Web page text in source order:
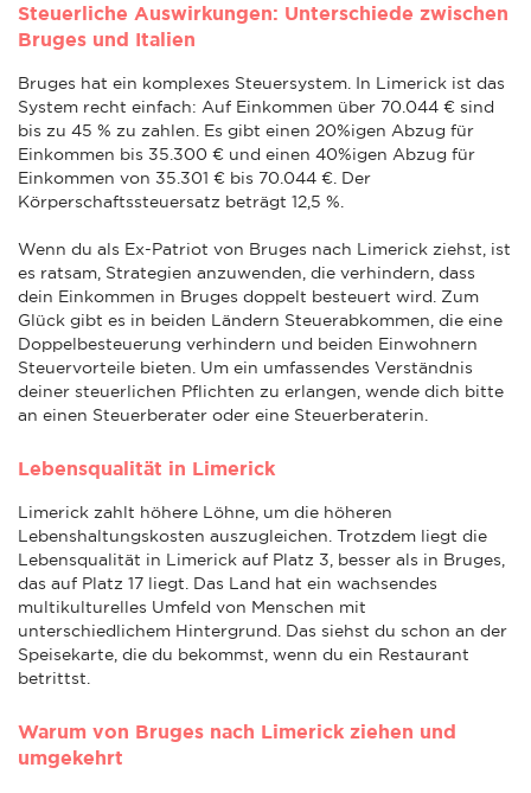
Steuerliche Auswirkungen: Unterschiede zwischen
Bruges und Italien
Bruges hat ein komplexes Steuersystem. In Limerick ist das
System recht einfach: Auf Einkommen über 70.044 € sind
bis zu 45 % zu zahlen. Es gibt einen 20%igen Abzug für
Einkommen bis 35.300 € und einen 40%igen Abzug für
Einkommen von 35.301 € bis 70.044 €. Der
Körperschaftssteuersatz beträgt 12,5 %.
Wenn du als Ex-Patriot von Bruges nach Limerick ziehst, ist
es ratsam, Strategien anzuwenden, die verhindern, dass
dein Einkommen in Bruges doppelt besteuert wird. Zum
Glück gibt es in beiden Ländern Steuerabkommen, die eine
Doppelbesteuerung verhindern und beiden Einwohnern
Steuervorteile bieten. Um ein umfassendes Verständnis
deiner steuerlichen Pflichten zu erlangen, wende dich bitte
an einen Steuerberater oder eine Steuerberaterin.
Lebensqualität in Limerick
Limerick zahlt höhere Löhne, um die höheren
Lebenshaltungskosten auszugleichen. Trotzdem liegt die
Lebensqualität in Limerick auf Platz 3, besser als in Bruges,
das auf Platz 17 liegt. Das Land hat ein wachsendes
multikulturelles Umfeld von Menschen mit
unterschiedlichem Hintergrund. Das siehst du schon an der
Speisekarte, die du bekommst, wenn du ein Restaurant
betrittst.
Warum von Bruges nach Limerick ziehen und
umgekehrt